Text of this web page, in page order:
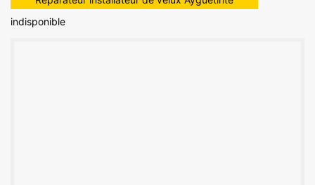
indisponible